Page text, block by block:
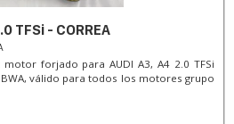
TFSi - CORREA
motor forjado para AUDI A3, A4 2.0 TFSi
BWA, válido para todos los motores grupo